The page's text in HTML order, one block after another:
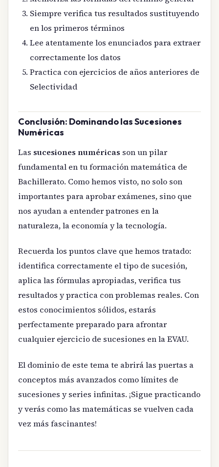
Siempre verifica tus resultados sustituyendo
en los primeros términos
Lee atentamente los enunciados para extraer
correctamente los datos
Practica con ejercicios de años anteriores de
Selectividad
Conclusión: Dominando las Sucesiones
Numéricas
Las sucesiones numéricas son un pilar
fundamental en tu formación matemática de
Bachillerato. Como hemos visto, no solo son
importantes para aprobar exámenes, sino que
nos ayudan a entender patrones en la
naturaleza, la economía y la tecnología.
Recuerda los puntos clave que hemos tratado:
identifica correctamente el tipo de sucesión,
aplica las fórmulas apropiadas, verifica tus
resultados y practica con problemas reales. Con
estos conocimientos sólidos, estarás
perfectamente preparado para afrontar
cualquier ejercicio de sucesiones en la EVAU.
El dominio de este tema te abrirá las puertas a
conceptos más avanzados como límites de
sucesiones y series infinitas. ¡Sigue practicando
y verás como las matemáticas se vuelven cada
vez más fascinantes!